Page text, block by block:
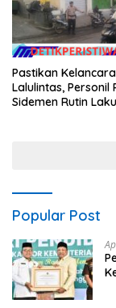
Pastikan
Lalulintas, Personil
Sidemen Rutin
Popular Post